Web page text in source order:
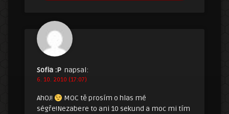
Sofia :P napsal:
6. 10. 2010 (17:07)
AhOJ!
MOC tě prosím o hlas mé
ségře!Nezabere to ani 10 sekund a moc mi tím